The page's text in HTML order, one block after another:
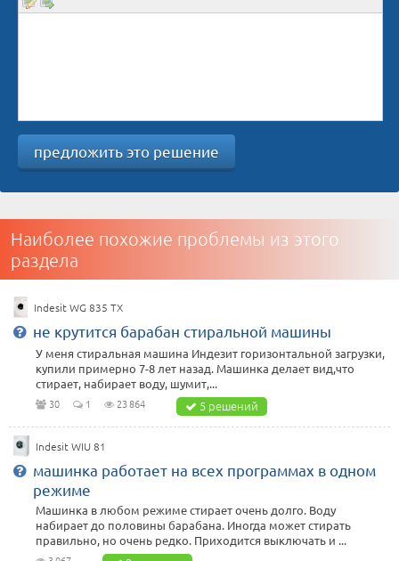
предложить это решение
Наиболее похожие проблемы из этого
раздела
Indesit WG 835 TX
не крутится барабан стиральной машины
У меня стиральная машина Индезит горизонтальной загрузки,
купили примерно 7-8 лет назад. Машинка делает вид,что
стирает, набирает воду, шумит,...
30 1 23 864 5 решений
Indesit WIU 81
машинка работает на всех программах в одном
режиме
Машинка в любом режиме стирает очень долго. Воду
набирает до половины барабана. Иногда может стирать
правильно, но очень редко. Приходится выключать и ...